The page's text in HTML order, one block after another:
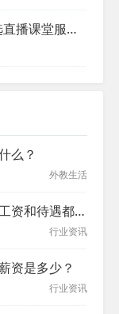
ClassIn在线教培机构首选直播课堂服务商
么？
外教生活
中国外籍教师薪资现状：工资和待遇都非常高
行业资讯
资是多少？
行业资讯